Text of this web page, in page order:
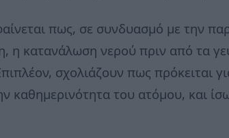
πως, σε συνδυασμό με την
η κατανάλωση νερού πριν από τα
σχολιάζουν πως πρόκειται
καθημερινότητα του ατόμου, και